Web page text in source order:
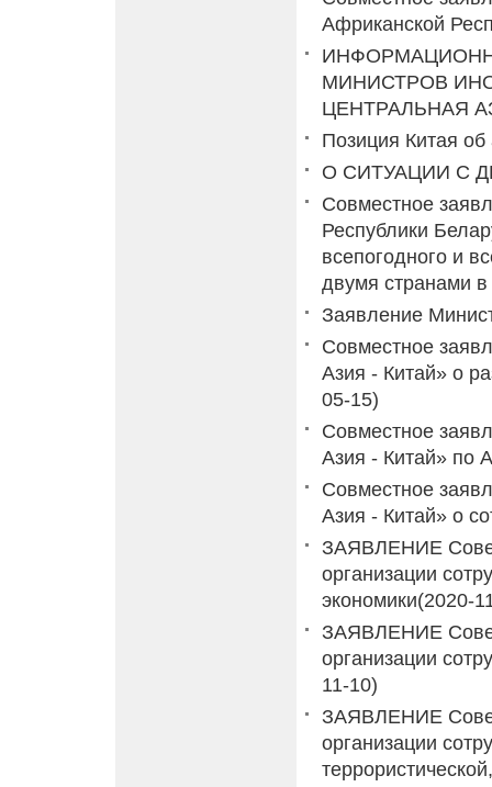
Африканской
МИНИСТРОВ
ЦЕНТРАЛЬНАЯ
Позиция Китая
О СИТУАЦИИ С
Совместное
Республики
всепогодного и
двумя странами
Заявление
Совместное
Азия - Китай» о
05-15)
Совместное
Азия - Китай» по
Совместное
Азия - Китай» о
ЗАЯВЛЕНИЕ
организации
экономики(2020-
ЗАЯВЛЕНИЕ
организации
11-10)
ЗАЯВЛЕНИЕ
организации